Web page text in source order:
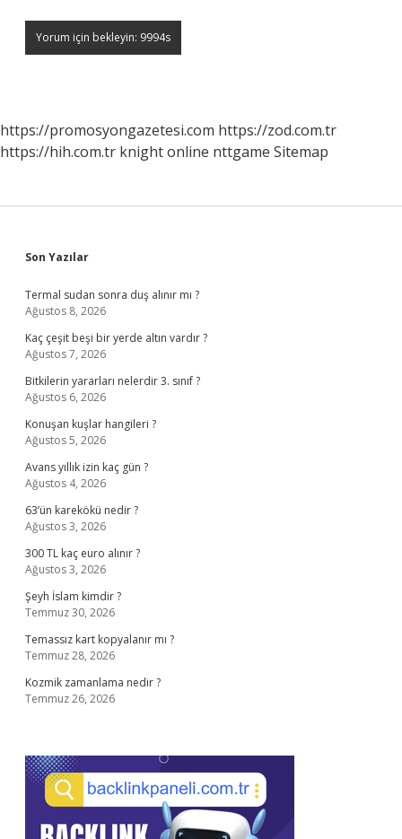
https://promosyongazetesi.com https://zod.com.tr
https://hih.com.tr knight online nttgame Sitemap
Sidebar
Son Yazılar
Termal sudan sonra duş alınır mı ?
Ağustos 8, 2026
Kaç çeşit beşi bir yerde altın vardır ?
Ağustos 7, 2026
Bitkilerin yararları nelerdir 3. sınıf ?
Ağustos 6, 2026
Konuşan kuşlar hangileri ?
Ağustos 5, 2026
Avans yıllık izin kaç gün ?
Ağustos 4, 2026
63’ün karekökü nedir ?
Ağustos 3, 2026
300 TL kaç euro alınır ?
Ağustos 3, 2026
Şeyh İslam kimdir ?
Temmuz 30, 2026
Temassız kart kopyalanır mı ?
Temmuz 28, 2026
Kozmik zamanlama nedir ?
Temmuz 26, 2026